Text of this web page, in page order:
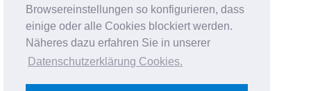
Browsereinstellungen so konfigurieren, dass
einige oder alle Cookies blockiert werden.
Näheres dazu erfahren Sie in unserer
Datenschutzerklärung Cookies.